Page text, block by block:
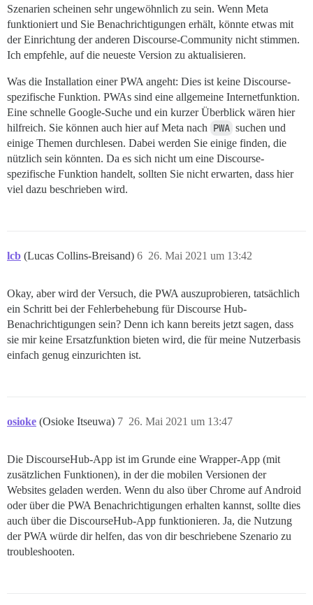
Szenarien scheinen sehr ungewöhnlich zu sein. Wenn Meta
funktioniert und Sie Benachrichtigungen erhält, könnte etwas mit
der Einrichtung der anderen Discourse-Community nicht stimmen.
Ich empfehle, auf die neueste Version zu aktualisieren.
Was die Installation einer PWA angeht: Dies ist keine Discourse-
spezifische Funktion. PWAs sind eine allgemeine Internetfunktion.
Eine schnelle Google-Suche und ein kurzer Überblick wären hier
hilfreich. Sie können auch hier auf Meta nach PWA suchen und
einige Themen durchlesen. Dabei werden Sie einige finden, die
nützlich sein könnten. Da es sich nicht um eine Discourse-
spezifische Funktion handelt, sollten Sie nicht erwarten, dass hier
viel dazu beschrieben wird.
lcb (Lucas Collins-Breisand) 26. Mai 2021 um 13:42
6
Okay, aber wird der Versuch, die PWA auszuprobieren, tatsächlich
ein Schritt bei der Fehlerbehebung für Discourse Hub-
Benachrichtigungen sein? Denn ich kann bereits jetzt sagen, dass
sie mir keine Ersatzfunktion bieten wird, die für meine Nutzerbasis
einfach genug einzurichten ist.
osioke (Osioke Itseuwa) 26. Mai 2021 um 13:47
7
Die DiscourseHub-App ist im Grunde eine Wrapper-App (mit
zusätzlichen Funktionen), in der die mobilen Versionen der
Websites geladen werden. Wenn du also über Chrome auf Android
oder über die PWA Benachrichtigungen erhalten kannst, sollte dies
auch über die DiscourseHub-App funktionieren. Ja, die Nutzung
der PWA würde dir helfen, das von dir beschriebene Szenario zu
troubleshooten.